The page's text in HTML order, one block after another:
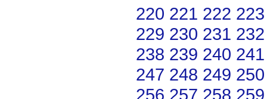
220 221 222 223
229 230 231 232
238 239 240 241
247 248 249 250
256 257 258 259